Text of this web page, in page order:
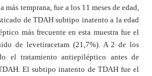
temprana, fue a los 11 meses de edad,
de TDAH subtipo inatento a la edad
más frecuente en esta muestra fue el
de levetiracetam (21,7%). A 2 de los
el tratamiento antiepiléptico antes de
El subtipo inatento de TDAH fue el